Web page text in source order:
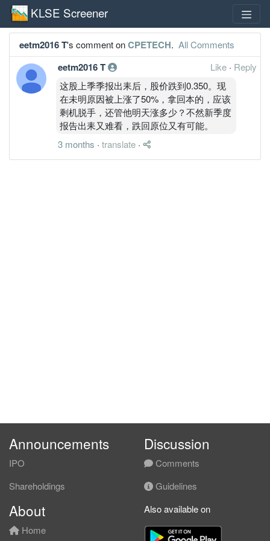
KLSE Screener
eetm2016 T's comment onCPETECH. All Comments
eetm2016 T Like · Reply
这股上季季报出耒后，股价跌到0.350。现
在未明原因被上涨了50%，拿回本的，应该
剩机脱手，还管他明天涨多少？不然新季度
报告出耒又难看，跌回原位又有可能。
3 months · translate ·
Announcements
IPO
Shareholdings
Discussion
Comments
Guidelines
About
Home
Also available on